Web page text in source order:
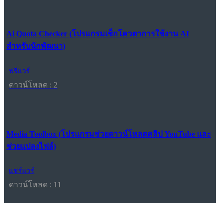
Ai Quota Checker (โปรแกรมเช็กโควตาการใช้งาน AI
สำหรับนักพัฒนา)
ฟรีแวร์
ดาวน์โหลด : 2
Media Toolbox (โปรแกรมช่วยดาวน์โหลดคลิป YouTube และ
ช่วยแปลงไฟล์)
แชร์แวร์
ดาวน์โหลด : 11